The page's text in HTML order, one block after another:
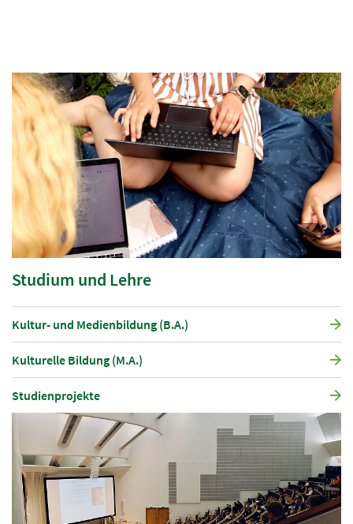
Studium und Lehre
Kultur- und Medienbildung (B.A.)
Kulturelle Bildung (M.A.)
Studienprojekte